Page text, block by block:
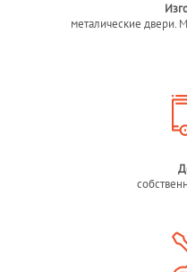
металические двери.